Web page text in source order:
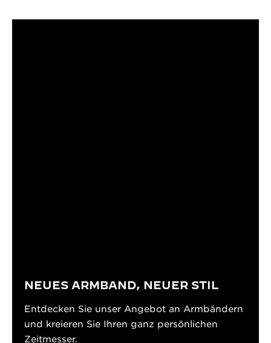
NEUES ARMBAND, NEUER STIL
Entdecken Sie unser Angebot an Armbändern
und kreieren Sie Ihren ganz persönlichen
Zeitmesser.